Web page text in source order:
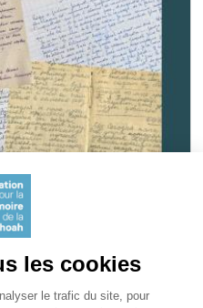
en temps de